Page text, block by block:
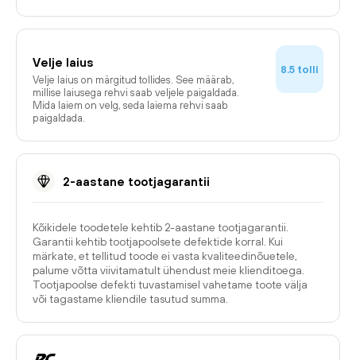
Velje laius
Velje laius on märgitud tollides. See määrab,
millise laiusega rehvi saab veljele paigaldada.
Mida laiem on velg, seda laiema rehvi saab
paigaldada.
8.5 tolli
2-aastane tootjagarantii
Kõikidele toodetele kehtib 2-aastane tootjagarantii.
Garantii kehtib tootjapoolsete defektide korral. Kui
märkate, et tellitud toode ei vasta kvaliteedinõuetele,
palume võtta viivitamatult ühendust meie klienditoega.
Tootjapoolse defekti tuvastamisel vahetame toote välja
või tagastame kliendile tasutud summa.